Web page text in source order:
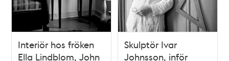
Interiör hos fröken
Ella Lindblom, John
Skulptör Ivar
Johnsson, inför